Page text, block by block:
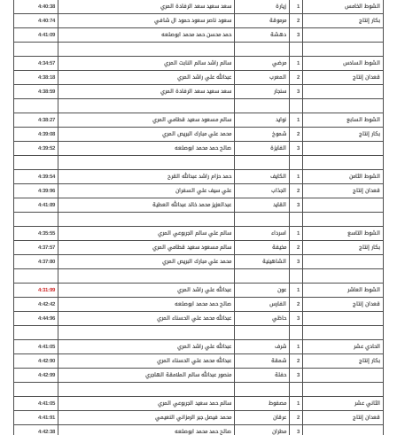
الشوط الخامس 1 زيارة سعد سعيد سعد الرفادة المري
4:40:38
بكار إنتاج
2 مرموقة سعود ناصر سعود حمود ال شافي
4:40:74
3
دهشة حمد محسن حمد محمد ابوصلعه 4:41:09
الشوط السادس 1 مرضي سالم راشد سالم النابت المري
4:34:57
قعدان إنتاج
2 المعرب عبدالله علي راشد المري
4:38:18
3
سنجار سعد سعيد سعد الرفادة المري 4:38:59
الشوط السابع 1 نوايد سالم مسعود سعيد قطامي المري
4:38:27
بكار إنتاج
2 شموخ محمد علي مبارك البريص المري
4:39:08
3
الفايزة صالح حمد محمد ابوصلعه 4:39:52
الشوط الثامن 1 الكايف حمد حزام راشد عبدالله القرح
4:39:54
قعدان إنتاج
2 الجذاب علي سيف علي السفران
4:39:96
3
القايد عبدالعزيز محمد خالد عبدالله العطية 4:41:89
الشوط التاسع 1 اسرداء سالم علي سالم الجربوعي المري
4:35:55
بكار إنتاج
2 مخيفة سالم مسعود سعيد قطامي المري
4:37:57
3
الشاهينية محمد علي مبارك البريص المري 4:37:80
الشوط العاشر 1 عون عبدالله علي راشد المري
4:31:99
قعدان إنتاج
2 الفارس صالح حمد محمد ابوصلعه
4:42:42
3
حاظي عبدالله محمد علي الحسناء المري 4:44:96
الحادي عشر 1 شرف عبدالله علي راشد المري
4:41:05
بكار إنتاج
2 شمقة عبدالله محمد علي الحسناء المري
4:42:90
3
حفلة منصور عبدالله سالم الملامقة الهاجري 4:42:99
الثاني عشر 1 مصفوط سالم حمد سعيد الجربوعي المري
4:41:05
قعدان إنتاج
2 عرقان محمد فيصل جبر الرمزاني النعيمي
4:41:91
3
مطران صالح حمد محمد ابوصلعه 4:42:38